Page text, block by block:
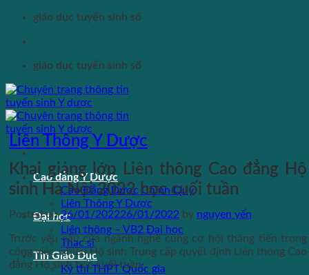
Skip
content
giáo dục tuyển sinh số
giáo dục tuyển sinh số
Cao đẳng Y Dược
Cao Đẳng Dược Chính Quy
Liên Thông Y Dược
Đại học
Liên thông – VB2 Đại học
Thạc sĩ
Tin Giáo Dục
Kỳ thi THPT Quốc gia
Liên Thông Y Dược
Khai giảng lớp Liên thông Cao đẳng Hộ
sinh Hà Nội 2022 học cuối tuần
Posted on26/01/202226/01/2022 by nguyen yến
Trước yêu cầu của ngành nghề cùng cơ hội thăng tiến trong
công việc, nhiều Hộ sinh Trung cấp quyết định Liên thông Cao
đẳng Hộ sinh học cuối tuần.